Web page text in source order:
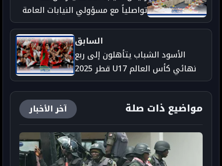
تواصلياً مع مسؤولي النيابات العامة
بالمحاكم التجارية لتعزيز حماية
السابق
الأسود الشباب يتأهلون إلى ربع
نهائي كأس العالم U17 قطر 2025
بانتصار مثير 3-2 على مالي
ويستعدون للبرازيل
مواضيع ذات صلة آخر الأخبار